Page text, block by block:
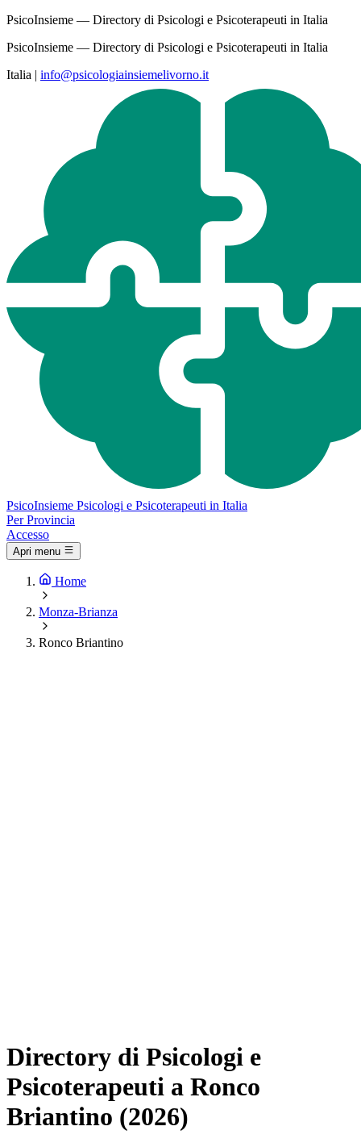
PsicoInsieme — Directory di Psicologi e Psicoterapeuti in Italia
PsicoInsieme — Directory di Psicologi e Psicoterapeuti in Italia
Italia | info@psicologiainsiemelivorno.it
PsicoInsieme Psicologi e Psicoterapeuti in Italia
Per Provincia
Accesso
Apri menu
Home
Monza-Brianza
Ronco Briantino
Directory di Psicologi e
Psicoterapeuti a Ronco
Briantino (2026)